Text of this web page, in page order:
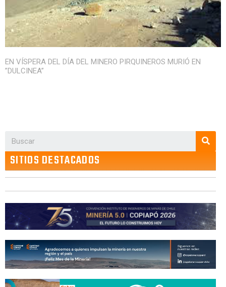
EN VÍSPERA DEL DÍA DEL MINERO PIRQUINEROS MURIÓ EN
”DULCINEA”
SITIOS DESTACADOS